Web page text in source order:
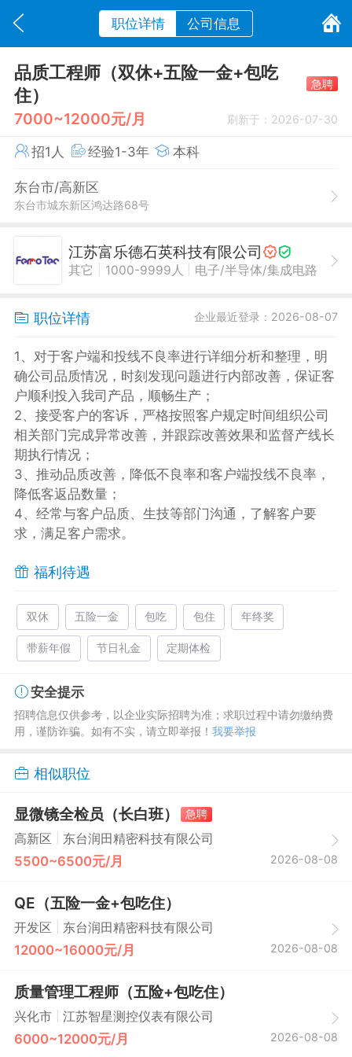
职位详情 公司信息
品质工程师（双休+五险一金+包吃
住）
急聘
7000~12000元/月 刷新于：2026-07-30
招1人 经验1-3年 本科
东台市/高新区
东台市城东新区鸿达路68号
江苏富乐德石英科技有限公司
其它 1000-9999人 电子/半导体/集成电路
职位详情 企业最近登录：2026-08-07
1、对于客户端和投线不良率进行详细分析和整理，明
确公司品质情况，时刻发现问题进行内部改善，保证客
户顺利投入我司产品，顺畅生产；
2、接受客户的客诉，严格按照客户规定时间组织公司
相关部门完成异常改善，并跟踪改善效果和监督产线长
期执行情况；
3、推动品质改善，降低不良率和客户端投线不良率，
降低客返品数量；
4、经常与客户品质、生技等部门沟通，了解客户要
求，满足客户需求。
福利待遇
双休 五险一金 包吃 包住 年终奖
带薪年假 节日礼金 定期体检
安全提示
招聘信息仅供参考，以企业实际招聘为准；求职过程中请勿缴纳费
用，谨防诈骗。如有不实，请立即举报！ 我要举报
相似职位
显微镜全检员（长白班）
急聘
高新区
东台润田精密科技有限公司
5500~6500元/月 2026-08-08
QE（五险一金+包吃住）
开发区 东台润田精密科技有限公司
12000~16000元/月 2026-08-08
质量管理工程师（五险+包吃住）
兴化市 江苏智星测控仪表有限公司
6000~12000元/月 2026-08-08